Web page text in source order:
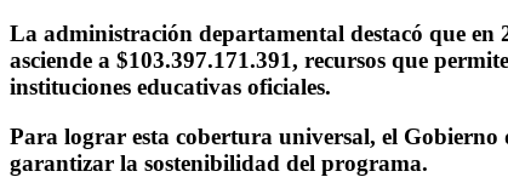
La administración departamental destacó que en
asciende a $103.397.171.391, recursos que
instituciones educativas oficiales.
Para lograr esta cobertura universal, el
garantizar la sostenibilidad del programa.